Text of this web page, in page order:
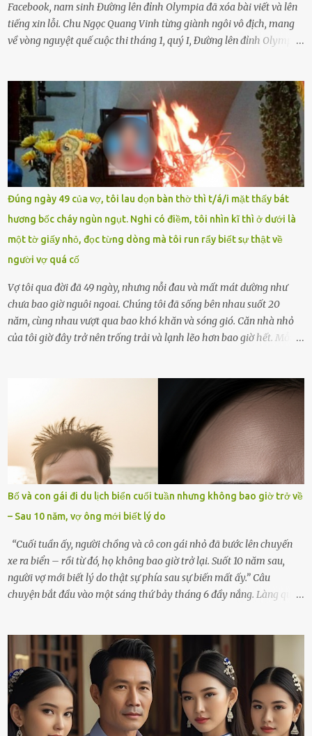
Facebook, nam sinh Đường lên đỉnh Olympia đã xóa bài viết và lên
tiếng xin lỗi. Chu Ngọc Quang Vinh từng giành ngôi vô địch, mang
về vòng nguyệt quế cuộc thi tháng 1, quý I, Đường lên đỉnh Olympia.
chưa phù hợp, gây xôn xao, bức xúc trong dư luận. Ngay sau đó,
Trường THPT Chuyên Nguyễn Tất Thành báo cáo xác nhận tài
khoản Chu Vinh là của học sinh Chu Ngọc Quang Vinh, lớp 12 Anh
của nhà trường. Nam sinh này từng giành ngôi vô địch, mang về
vòng nguyệt quế cuộc thi tháng 1, quý I, Đường lên đỉnh Olympia
năm thứ 24. Quá trình giáo dục, học sinh Chu Ngọc Quang Vinh đã
nhận thức được nội dung bài viết của bản thân trên mạng xã hội
ngày 1.9 là chưa phù hợp nên đã chủ động gỡ bài viết và đăng bài
xin lỗi trên trang Facebook cá nhân. Chu Ngọc Quang Vinh làm việc
với cơ quan chức năng. Ảnh: Đơn vị cung...
Đúng ngày 49 của vợ, tôi lau dọn bàn thờ thì t/á/i mặt thấy bát
hương bốc cháy ngùn ngụt. Nghi có điềm, tôi nhìn kĩ thì ở dưới là
một tờ giấy nhỏ, đọc từng dòng mà tôi run rẩy biết sự thật về
người vợ quá cố
Vợ tôi qua đời đã 49 ngày, nhưng nỗi đau và mất mát dường như
chưa bao giờ nguôi ngoai. Chúng tôi đã sống bên nhau suốt 20
năm, cùng nhau vượt qua bao khó khăn và sóng gió. Căn nhà nhỏ
của tôi giờ đây trở nên trống trải và lạnh lẽo hơn bao giờ hết. Mỗi
rơi vào khoảng trống vô tận, chẳng còn muốn làm gì ngoài việc
ngồi lặng lẽ nhớ về cô ấy. Nhưng cuộc sống không cho phép tôi mãi
chìm đắm trong đau khổ. Họ hàng, bạn bè và những người thân
thiết đã đến bên, giúp tôi tổ chức tang lễ chu toàn. Và hôm nay là
ngày giỗ đầu tiên của vợ, 49 ngày sau khi cô ấy rời xa tôi mãi
mãi.Buổi sáng hôm đó, sau khi cúng cơm xong, tôi quyết định lên
sắp xếp lại bàn thờ vợ. Mọi thứ vẫn như mọi ngày, nhưng có điều gì
đó kỳ lạ mà tôi không thể giải thích được. Trong khoảnh khắc tôi
cúi xuống lau chùi bát hương, một luồng gió lạ thoáng qua, khiến
tôi giật mình. Và rồi, một chuyện kinh...
Bố và con gái đi du lịch biển cuối tuần nhưng không bao giờ trở về
– Sau 10 năm, vợ ông mới biết lý do
“Cuối tuần ấy, người chồng và cô con gái nhỏ đã bước lên chuyến
xe ra biển – rồi từ đó, họ không bao giờ trở lại. Suốt 10 năm sau,
người vợ mới biết lý do thật sự phía sau sự biến mất ấy.” Câu
chuyện bắt đầu vào một sáng thứ bảy tháng 6 đầy nắng. Làng quê
không kém. Ông Minh, vốn là một người đàn ông điềm đạm, ít nói,
hôm ấy lại đặc biệt vui vẻ. Ông chuẩn bị hành lý cho chuyến đi biển
cùng cô con gái 8 tuổi tên Thảo. “Em ở nhà nghỉ ngơi nhé, anh đưa
con đi biển hai ngày, để nó được ngắm sóng, nghịch cát. Về chắc nó
sẽ kể cho em nghe cả tuần không hết chuyện.” – Ông Minh cười
hiền, vuốt tóc vợ. Bà Hạnh nhìn chồng và con gái ríu rít chuẩn bị mà